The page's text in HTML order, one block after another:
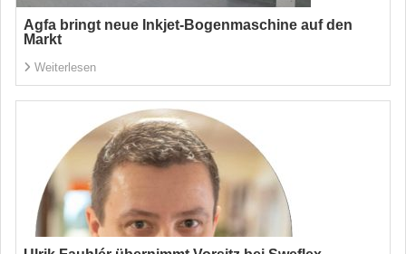
Agfa bringt neue Inkjet-Bogenmaschine auf den
Markt
Weiterlesen